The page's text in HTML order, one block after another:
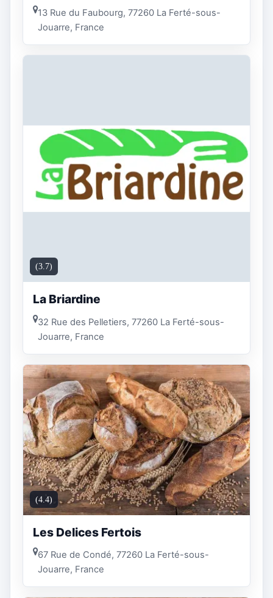
13 Rue du Faubourg, 77260 La Ferté-sous-
Jouarre, France
(3.7)
La Briardine
32 Rue des Pelletiers, 77260 La Ferté-sous-
Jouarre, France
(4.4)
Les Delices Fertois
67 Rue de Condé, 77260 La Ferté-sous-
Jouarre, France